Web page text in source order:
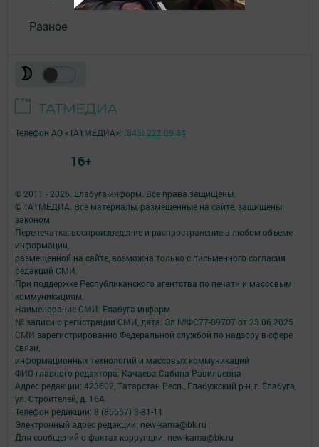
Разное
© 2011 - 2026. Елабуга-информ. Все права защищены.
© ТАТМЕДИА. Все материалы, размещенные на сайте, защищены
законом.
Перепечатка, воспроизведение и распространение в любом объеме
информации,
размещенной на сайте, возможна только с письменного согласия
редакций СМИ.
При поддержке Республиканского агентства по печати и массовым
коммуникациям.
Наименование СМИ: Елабуга-информ
№ записи о регистрации СМИ, дата: Эл №ФС77-89707 от 23.06.2025
СМИ зарегистрированно Федеральной службой по надзору в сфере
связи,
информационных технологий и массовых коммуникаций
ФИО главного редактора: Качаева Сабина Равильевна
Адрес редакции: 423602, Татарстан Респ., Елабужский р-н, г. Елабуга,
ул. Строителей, д. 16А
Телефон редакции: 8 (85557) 3-81-11
Электронный адрес редакции: new-kama@bk.ru
Для сообщений о фактах коррупции: new-kama@bk.ru
Телефон АО «ТАТМЕДИА»: (843) 222 09 84
16+